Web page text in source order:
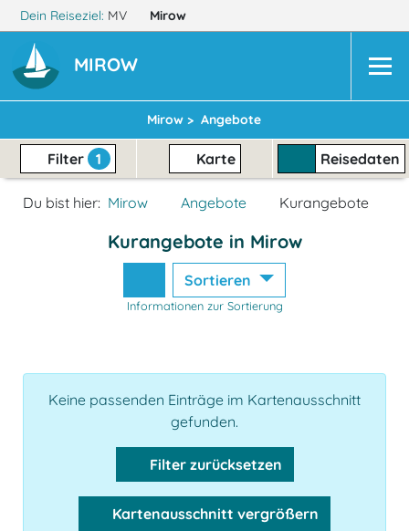
Dein Reiseziel: MV Mirow
MIROW
Mirow > Angebote
Filter 1 Karte Reisedaten
Du bist hier: Mirow Angebote Kurangebote
Kurangebote in Mirow
Sortieren
Informationen zur Sortierung
Keine passenden Einträge im Kartenausschnitt
gefunden.
Filter zurücksetzen
Kartenausschnitt vergrößern